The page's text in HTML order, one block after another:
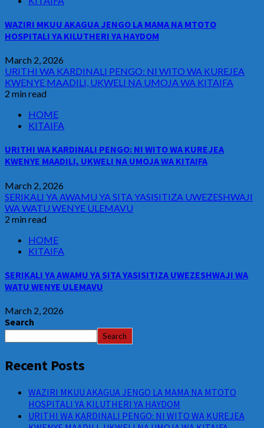
WAZIRI MKUU AKAGUA JENGO LA MAMA NA MTOTO
HOSPITALI YA KILUTHERI YA HAYDOM
March 2, 2026
URITHI WA KARDINALI PENGO: NI WITO WA KUREJEA
KWENYE MAADILI, UKWELI NA UMOJA WA KITAIFA
2 min read
HOME
KITAIFA
URITHI WA KARDINALI PENGO: NI WITO WA KUREJEA
KWENYE MAADILI, UKWELI NA UMOJA WA KITAIFA
March 2, 2026
SERIKALI YA AWAMU YA SITA YASISITIZA UWEZESHWAJI
WA WATU WENYE ULEMAVU
2 min read
HOME
KITAIFA
SERIKALI YA AWAMU YA SITA YASISITIZA UWEZESHWAJI WA
WATU WENYE ULEMAVU
March 2, 2026
Search
Search
Recent Posts
WAZIRI MKUU AKAGUA JENGO LA MAMA NA MTOTO
HOSPITALI YA KILUTHERI YA HAYDOM
URITHI WA KARDINALI PENGO: NI WITO WA KUREJEA